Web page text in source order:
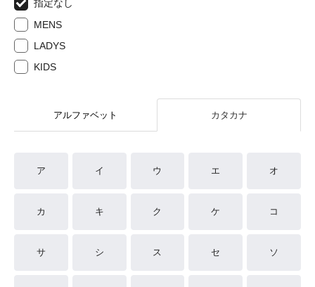
指定なし
MENS
LADYS
KIDS
アルファベット カタカナ
ア イ ウ エ オ
カ キ ク ケ コ
サ シ ス セ ソ